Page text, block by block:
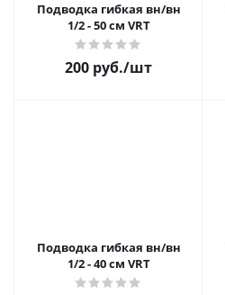
Подводка гибкая вн/вн
1/2 - 50 см VRT
200 руб./шт
Подводка гибкая вн/вн
1/2 - 40 см VRT